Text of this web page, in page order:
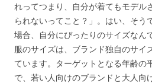
れってつまり、自分が着てもモデル
られないってこと？」。はい、そう
場合、自分にぴったりのサイズなん
服のサイズは、ブランド独自のサイ
ています。ターゲットとなる年齢の
で、若い人向けのブランドと大人向